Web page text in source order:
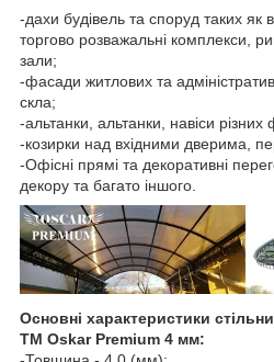
-дахи будівель та споруд таких як
торгово розважальні комплекси,
зали;
-фасади житлових та
скла;
-альтанки, альтанки, навіси різних
-козирки над вхідними дверима,
-Офісні прямі та декоративні
декору та багато іншого.
Основні характеристики
ТМ Oskar Premium 4 мм: